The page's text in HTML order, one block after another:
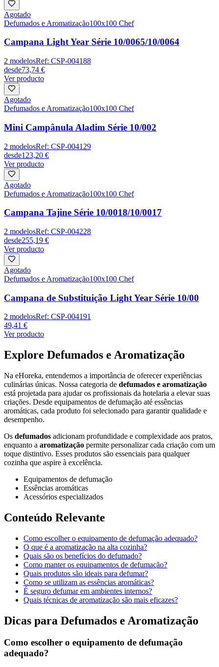
Agotado
Defumados e Aromatização100x100 Chef
Campana Light Year Série 10/0065/10/0064
2 modelosRef: CSP-004188
desde73,74 €
Ver producto
Agotado
Defumados e Aromatização100x100 Chef
Mini Campânula Aladim Série 10/002
2 modelosRef: CSP-004129
desde123,20 €
Ver producto
Agotado
Defumados e Aromatização100x100 Chef
Campana Tajine Série 10/0018/10/0017
2 modelosRef: CSP-004228
desde255,19 €
Ver producto
Agotado
Defumados e Aromatização100x100 Chef
Campana de Substituição Light Year Série 10/00
2 modelosRef: CSP-004191
49,41 €
Ver producto
Explore Defumados e Aromatização
Na eHoreka, entendemos a importância de oferecer experiências
culinárias únicas. Nossa categoria de defumados e aromatização
está projetada para ajudar os profissionais da hotelaria a elevar suas
criações. Desde equipamentos de defumação até essências
aromáticas, cada produto foi selecionado para garantir qualidade e
desempenho.
Os defumados adicionam profundidade e complexidade aos pratos,
enquanto a aromatização permite personalizar cada criação com um
toque distintivo. Esses produtos são essenciais para qualquer
cozinha que aspire à excelência.
Equipamentos de defumação
Essências aromáticas
Acessórios especializados
Conteúdo Relevante
Como escolher o equipamento de defumação adequado?
O que é a aromatização na alta cozinha?
Quais são os benefícios do defumado?
Como manter os equipamentos de defumação?
Quais produtos são ideais para defumar?
Como se utilizam as essências aromáticas?
É seguro defumar em ambientes internos?
Quais técnicas de aromatização são mais eficazes?
Dicas para Defumados e Aromatização
Como escolher o equipamento de defumação
adequado?